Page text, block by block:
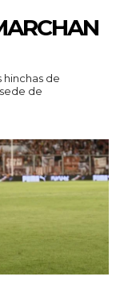
hinchas de
de